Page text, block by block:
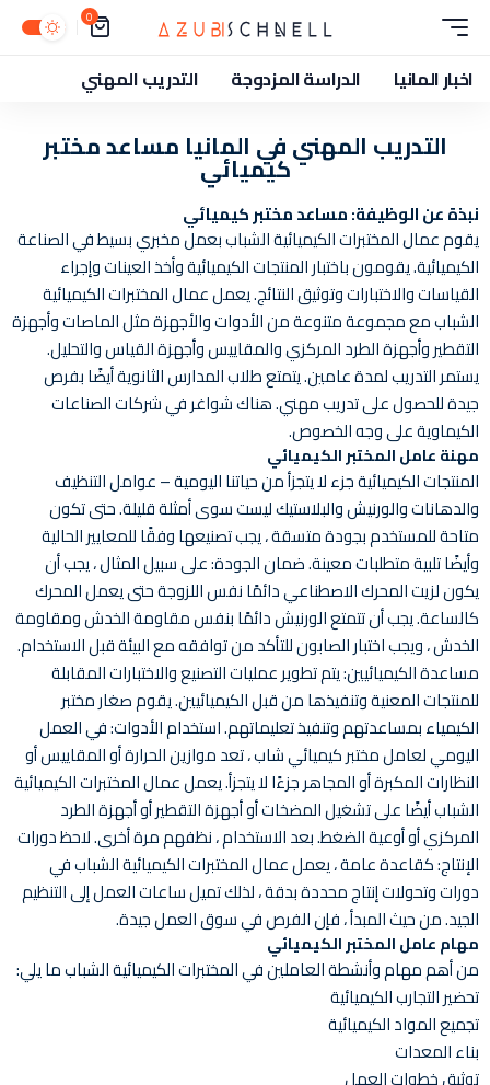
0
اخبار المانيا الدراسة المزدوجة التدريب المهني
التدريب المهني في المانيا مساعد مختبر
كيميائي
نبذة عن الوظيفة: مساعد مختبر كيميائي
يقوم عمال المختبرات الكيميائية الشباب بعمل مخبري بسيط في الصناعة
الكيميائية. يقومون باختبار المنتجات الكيميائية وأخذ العينات وإجراء
القياسات والاختبارات وتوثيق النتائج. يعمل عمال المختبرات الكيميائية
الشباب مع مجموعة متنوعة من الأدوات والأجهزة مثل الماصات وأجهزة
التقطير وأجهزة الطرد المركزي والمقاييس وأجهزة القياس والتحليل.
يستمر التدريب لمدة عامين. يتمتع طلاب المدارس الثانوية أيضًا بفرص
جيدة للحصول على تدريب مهني. هناك شواغر في شركات الصناعات
الكيماوية على وجه الخصوص.
مهنة عامل المختبر الكيميائي
المنتجات الكيميائية جزء لا يتجزأ من حياتنا اليومية – عوامل التنظيف
والدهانات والورنيش والبلاستيك ليست سوى أمثلة قليلة. حتى تكون
متاحة للمستخدم بجودة متسقة ، يجب تصنيعها وفقًا للمعايير الحالية
وأيضًا تلبية متطلبات معينة. ضمان الجودة: على سبيل المثال ، يجب أن
يكون لزيت المحرك الاصطناعي دائمًا نفس اللزوجة حتى يعمل المحرك
كالساعة. يجب أن تتمتع الورنيش دائمًا بنفس مقاومة الخدش ومقاومة
الخدش ، ويجب اختبار الصابون للتأكد من توافقه مع البيئة قبل الاستخدام.
مساعدة الكيميائيين: يتم تطوير عمليات التصنيع والاختبارات المقابلة
للمنتجات المعنية وتنفيذها من قبل الكيميائيين. يقوم صغار مختبر
الكيمياء بمساعدتهم وتنفيذ تعليماتهم. استخدام الأدوات: في العمل
اليومي لعامل مختبر كيميائي شاب ، تعد موازين الحرارة أو المقاييس أو
النظارات المكبرة أو المجاهر جزءًا لا يتجزأ. يعمل عمال المختبرات الكيميائية
الشباب أيضًا على تشغيل المضخات أو أجهزة التقطير أو أجهزة الطرد
المركزي أو أوعية الضغط. بعد الاستخدام ، نظفهم مرة أخرى. لاحظ دورات
الإنتاج: كقاعدة عامة ، يعمل عمال المختبرات الكيميائية الشباب في
دورات وتحولات إنتاج محددة بدقة ، لذلك تميل ساعات العمل إلى التنظيم
الجيد. من حيث المبدأ ، فإن الفرص في سوق العمل جيدة.
مهام عامل المختبر الكيميائي
من أهم مهام وأنشطة العاملين في المختبرات الكيميائية الشباب ما يلي:
تحضير التجارب الكيميائية
تجميع المواد الكيميائية
بناء المعدات